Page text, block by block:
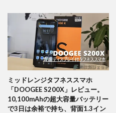
ミッドレンジタフネススマホ
「DOOGEE S200X」レビュー。
10,100mAhの超大容量バッテリー
で3日は余裕で持ち、背面1.3イン